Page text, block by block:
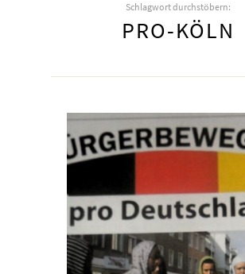
Schlagwort durchstöbern:
PRO-KÖLN